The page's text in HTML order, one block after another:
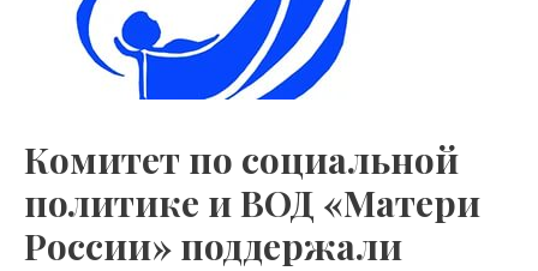
Комитет по социальной
политике и ВОД «Матери
России» поддержали